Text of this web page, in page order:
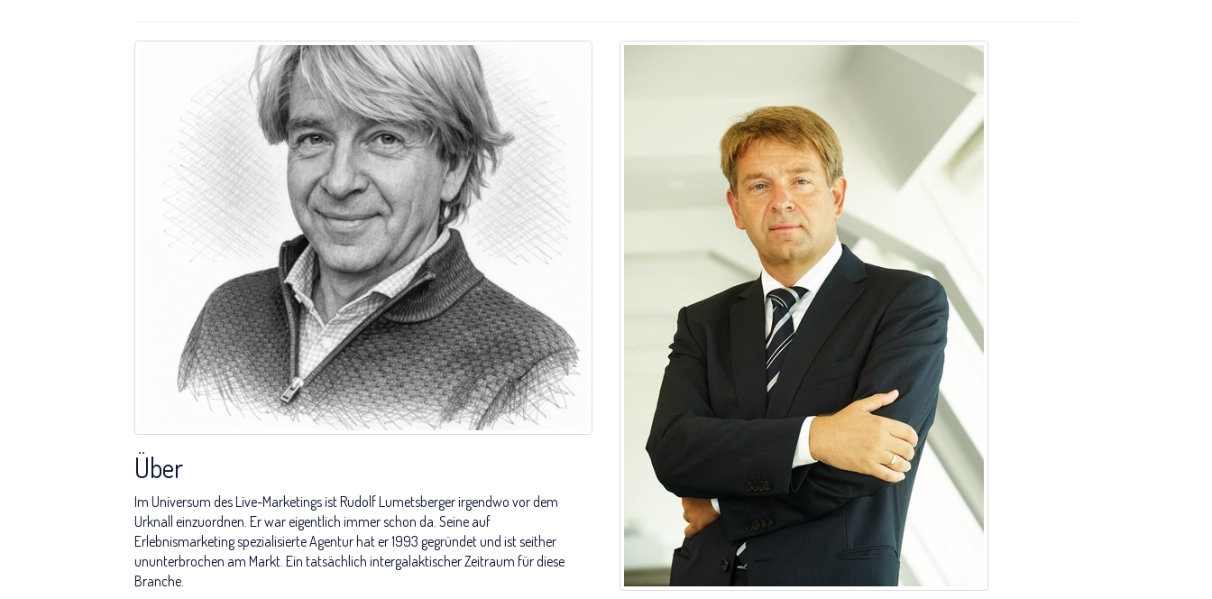
Über
Im Universum des Live-Marketings ist Rudolf Lumetsberger irgendwo vor dem
Urknall einzuordnen. Er war eigentlich immer schon da. Seine auf
Erlebnismarketing spezialisierte Agentur hat er 1993 gegründet und ist seither
ununterbrochen am Markt. Ein tatsächlich intergalaktischer Zeitraum für diese
Branche.